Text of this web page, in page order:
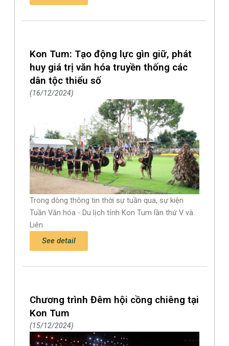
Kon Tum: Tạo động lực gìn giữ, phát
huy giá trị văn hóa truyền thống các
dân tộc thiểu số
16/12/2024
Trong dòng thông tin thời sự tuần qua, sự kiện
Tuần Văn hóa - Du lịch tỉnh Kon Tum lần thứ V và
Liên
See detail
Chương trình Đêm hội cồng chiêng tại
Kon Tum
15/12/2024